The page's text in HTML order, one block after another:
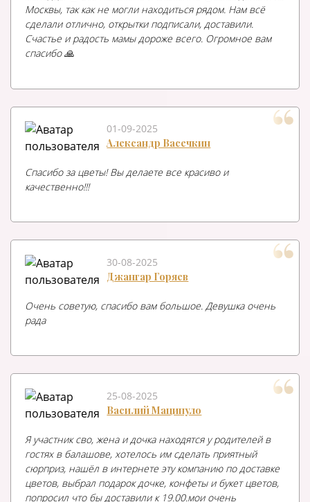
Москвы, так как не могли находиться рядом. Нам всё
сделали отлично, открытки подписали, доставили.
Счастье и радость мамы дороже всего. Огромное вам
спасибо 🙏
01-09-2025
Александр Васечкин
Спасибо за цветы! Вы делаете все красиво и
качественно!!!
30-08-2025
Джангар Горяев
Очень советую, спасибо вам большое. Девушка очень
рада
25-08-2025
Василий Маципуло
Я участник сво, жена и дочка находятся у родителей в
гостях в балашове, хотелось им сделать приятный
сюрприз, нашёл в интернете эту компанию по доставке
цветов, выбрал подарок дочке, конфеты и букет цветов,
попросил что бы доставили к 19.00.мои очень